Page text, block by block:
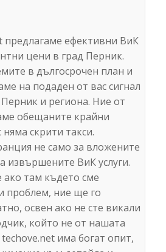
предлагаме ефективни ВиК
цени в град Перник.
в дългосрочен план и
на подаден от вас сигнал
и региона. Ние от
обещаните крайни
скрити такси.
не само за вложените
извършените ВиК услуги.
ако там където сме
проблем, ние ще го
освен ако не сте викали
който не от нашата
има богат опит,